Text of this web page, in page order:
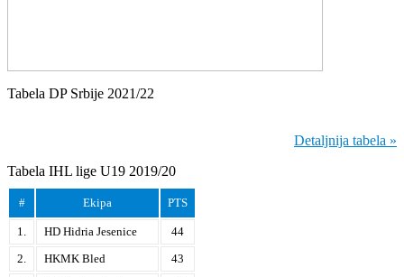
Tabela DP Srbije 2021/22
Detaljnija tabela »
Tabela IHL lige U19 2019/20
# Ekipa PTS
1. HD Hidria Jesenice
44
2.
HKMK Bled
43